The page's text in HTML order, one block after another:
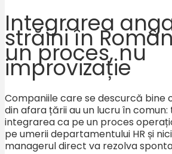
Integrarea
străini în
un proces, nu
improvizație
Companiile care se descurcă bine
din afara țării au un lucru în
integrarea ca pe un proces
pe umerii departamentului HR și
managerul direct va rezolva